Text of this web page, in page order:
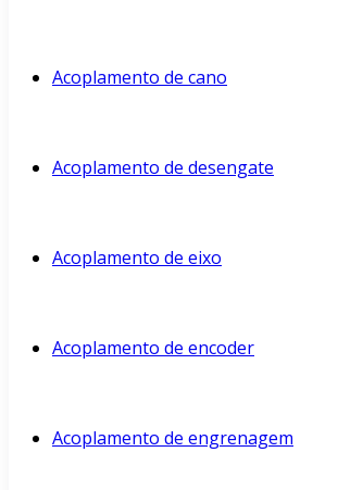
Acoplamento de cano
Acoplamento de desengate
Acoplamento de eixo
Acoplamento de encoder
Acoplamento de engrenagem